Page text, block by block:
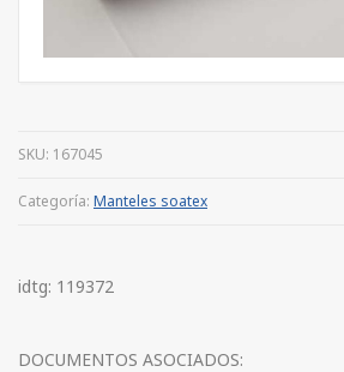
SKU: 167045
Categoría: Manteles soatex
idtg: 119372
DOCUMENTOS ASOCIADOS: